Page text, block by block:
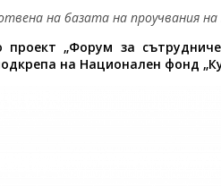
на базата на проучвания
проект „Форум за
на Национален фонд